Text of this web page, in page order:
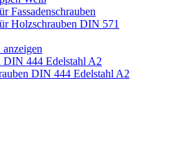
Fassadenschrauben
Holzschrauben DIN 571
DIN 444 Edelstahl A2
DIN 444 Edelstahl A2